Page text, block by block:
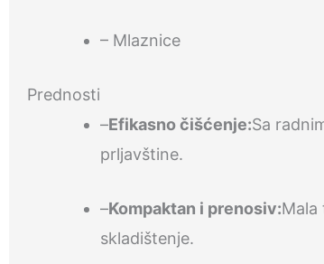
– Mlaznice
Prednosti
–Efikasno čišćenje:Sa
prljavštine.
–Kompaktan i prenosiv:Mala
skladištenje.